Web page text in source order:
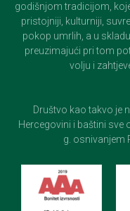
godišnjom tradicijom,
pristojniji, kulturniji,
pokop umrlih, a u
preuzimajući pri tom
volju i
Društvo kao takvo je
Hercegovini i baštini sve
g. osnivanjem